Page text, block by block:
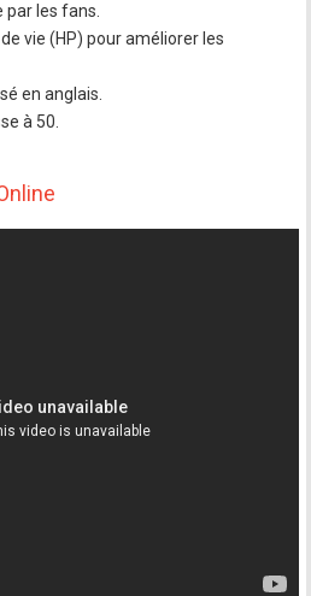
les fans.
vie (HP) pour améliorer les
en anglais.
à 50.